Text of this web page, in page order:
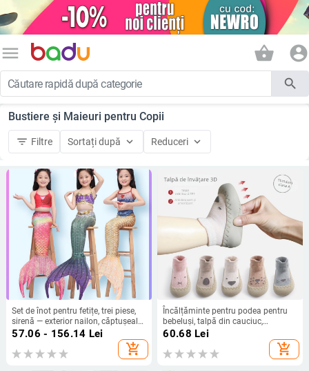
menu shopping_basket account_circle
search
Bustiere și Maieuri pentru Copii
filter_list Filtre Sortați după keyboard_arrow_down Reduceri keyboard_arrow_down
Set de înot pentru fetițe, trei piese,
sirenă — exterior nailon, căptușeală
poliester, 200 g, potrivit pentru înot.
57.06 - 156.14 Lei
add_shopping_cart
Încălțăminte pentru podea pentru
bebeluși, talpă din cauciuc,
antiderapant, pentru nou-născuți și
copii mici, papuci-ciorapi pentru
fete și băieți
60.68 Lei
add_shopping_cart